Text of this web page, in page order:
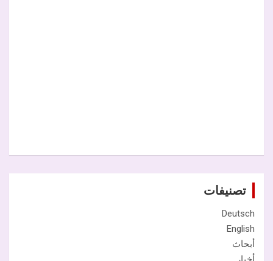
تصنيفات
Deutsch
English
أبحاث